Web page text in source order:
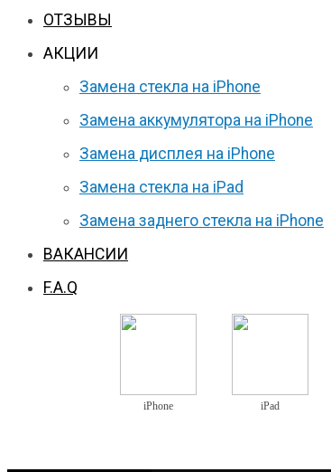
ОТЗЫВЫ
АКЦИИ
Замена стекла на iPhone
Замена аккумулятора на iPhone
Замена дисплея на iPhone
Замена стекла на iPad
Замена заднего стекла на iPhone
ВАКАНСИИ
F.A.Q
iPhone iPad